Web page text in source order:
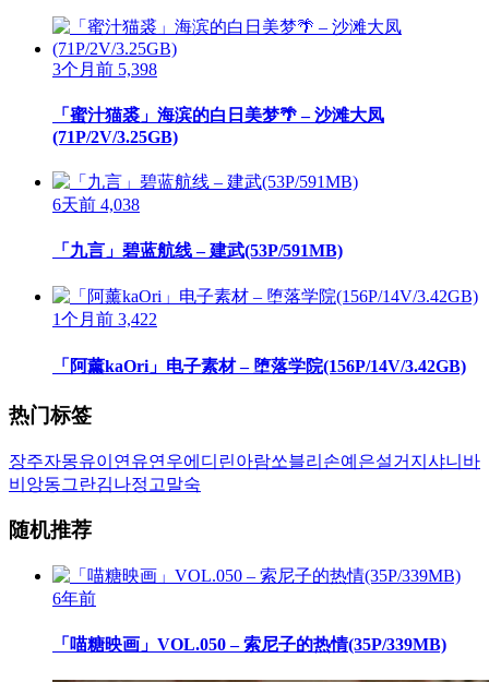
3个月前 5,398
「蜜汁猫裘」海滨的白日美梦🌴 – 沙滩大凤
(71P/2V/3.25GB)
6天前 4,038
「九言」碧蓝航线 – 建武(53P/591MB)
1个月前 3,422
「阿薰kaOri」电子素材 – 堕落学院(156P/14V/3.42GB)
热门标签
장주자몽유이 연유연우에디린아람쏘블리 손예은설거지 샤니 바
비앙동그란김나정 고말숙
随机推荐
6年前
「喵糖映画」VOL.050 – 索尼子的热情(35P/339MB)